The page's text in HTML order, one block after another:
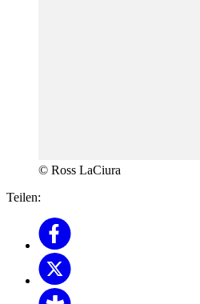
© Ross LaCiura
Teilen: